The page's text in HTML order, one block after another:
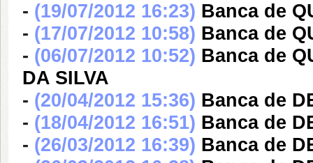
- (19/07/2012 16:23) Banca de
- (17/07/2012 10:58) Banca de
- (06/07/2012 10:52) Banca de
DA SILVA
- (20/04/2012 15:36) Banca de
- (18/04/2012 16:51) Banca de
- (26/03/2012 16:39) Banca de